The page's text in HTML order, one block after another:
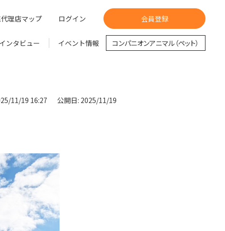
理店マップ ログイン 会員登録
ンタビュー イベント情報 コンパニオンアニマル（ペット）
11/19 16:27 公開日: 2025/11/19